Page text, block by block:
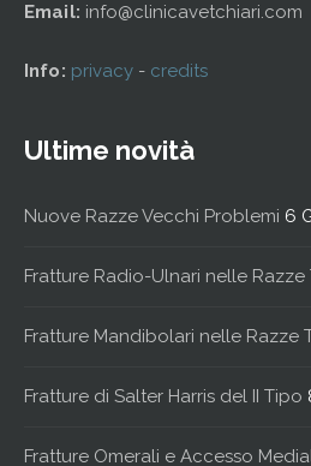
Email: info@clinicavetchiari.com
Info: privacy - credits
Ultime novità
Nuove Razze Vecchi Problemi 6
Fratture Radio-Ulnari nelle Razze
Fratture Mandibolari nelle Razze
Fratture di Salter Harris del II Tipo
Fratture Omerali e Accesso